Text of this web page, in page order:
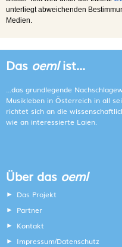
unterliegt abweichenden
Medien.
Das oemlist...
...das grundlegende
Musikleben in Österreich in all
richtet sich an die
wie an interessierte Laien.
Über das oeml
Das Projekt
Partner
Kontakt
Impressum/Datenschutz